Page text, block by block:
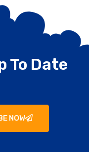
To Date
NOW